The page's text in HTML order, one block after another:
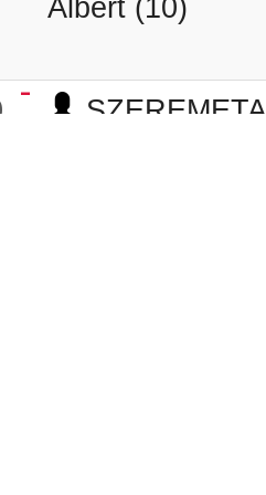
Albert (10)
SZEREMETA